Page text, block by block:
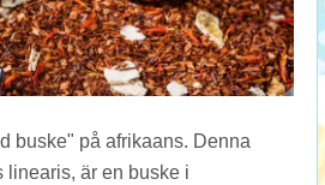
buske" på afrikaans. Denna
linearis, är en buske i